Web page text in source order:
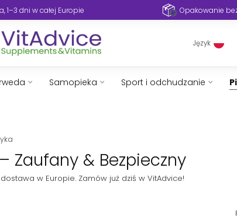
1–3 dni w całej Europie Opakowanie
Język
Samopieka Sport i odchudzanie
Zaufany & Bezpieczny
w Europie. Zamów już dziś w VitAdvice!